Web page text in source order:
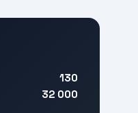
130
32 000